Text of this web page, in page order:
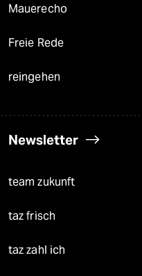
Mauerecho
Freie Rede
reingehen
Newsletter
team zukunft
taz frisch
taz zahl ich